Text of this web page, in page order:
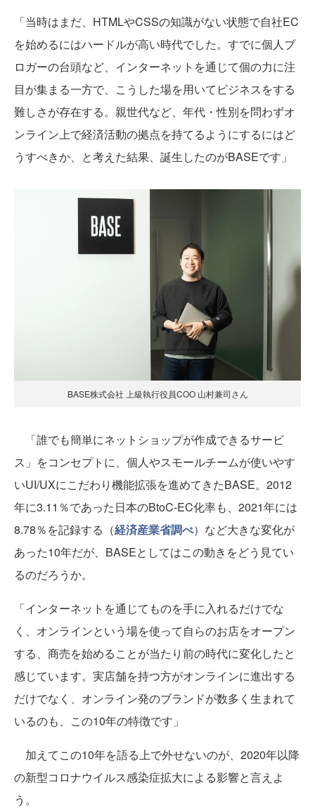
「当時はまだ、HTMLやCSSの知識がない状態で自社EC
を始めるにはハードルが高い時代でした。すでに個人ブ
ロガーの台頭など、インターネットを通じて個の力に注
目が集まる一方で、こうした場を用いてビジネスをする
難しさが存在する。親世代など、年代・性別を問わずオ
ンライン上で経済活動の拠点を持てるようにするにはど
うすべきか、と考えた結果、誕生したのがBASEです」
BASE株式会社 上級執行役員COO 山村兼司さん
「誰でも簡単にネットショップが作成できるサービ
ス」をコンセプトに、個人やスモールチームが使いやす
いUI/UXにこだわり機能拡張を進めてきたBASE。2012
年に3.11％であった日本のBtoC-EC化率も、2021年には
8.78％を記録する（経済産業省調べ）など大きな変化が
あった10年だが、BASEとしてはこの動きをどう見てい
るのだろうか。
「インターネットを通じてものを手に入れるだけでな
く、オンラインという場を使って自らのお店をオープン
する、商売を始めることが当たり前の時代に変化したと
感じています。実店舗を持つ方がオンラインに進出する
だけでなく、オンライン発のブランドが数多く生まれて
いるのも、この10年の特徴です」
加えてこの10年を語る上で外せないのが、2020年以降
の新型コロナウイルス感染症拡大による影響と言えよ
う。